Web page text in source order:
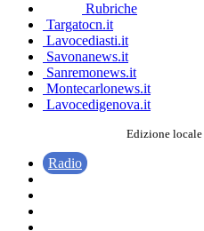
Rubriche
Targatocn.it
Lavocediasti.it
Savonanews.it
Sanremonews.it
Montecarlonews.it
Lavocedigenova.it
Edizione locale
Radio